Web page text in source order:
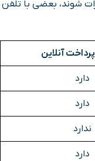
شوند، بعضی با تلفن
آنلاین
دارد
دارد
ندارد
دارد